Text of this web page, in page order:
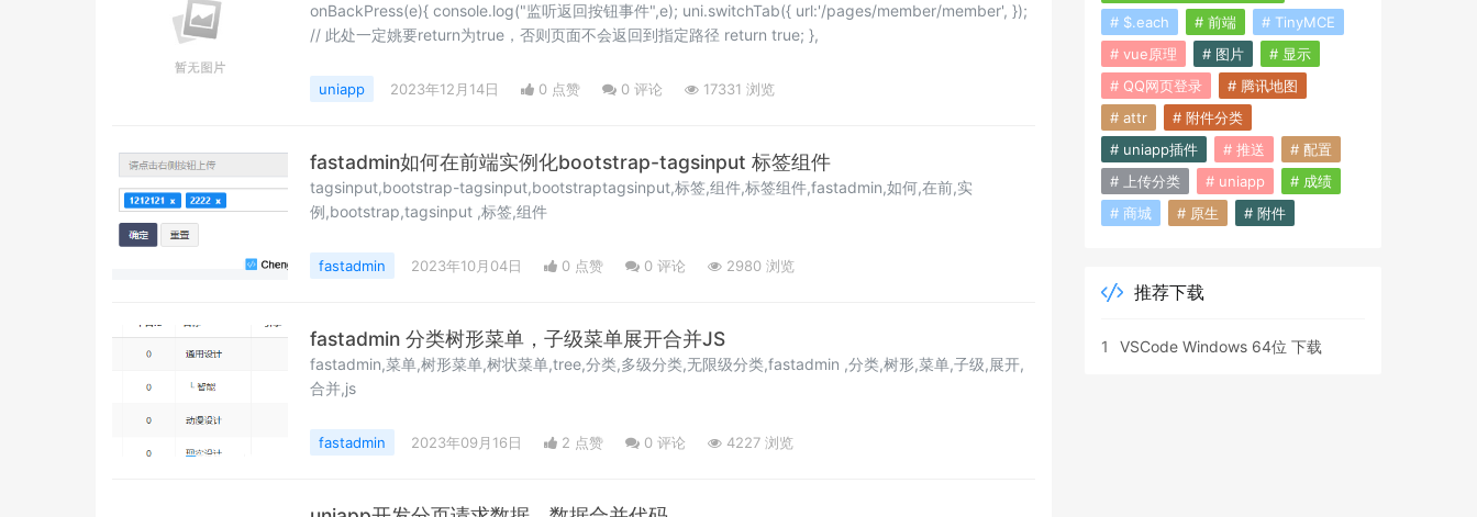
onBackPress(e){ console.log("监听返回按钮事件",e); uni.switchTab({ url:'/pages/member/member', });
// 此处一定姚要return为true，否则页面不会返回到指定路径 return true; },
uniapp 2023年12月14日 0 点赞 0 评论 17331 浏览
fastadmin如何在前端实例化bootstrap-tagsinput 标签组件
tagsinput,bootstrap-tagsinput,bootstraptagsinput,标签,组件,标签组件,fastadmin,如何,在前,实
例,bootstrap,tagsinput ,标签,组件
fastadmin 2023年10月04日 0 点赞 0 评论 2980 浏览
fastadmin 分类树形菜单，子级菜单展开合并JS
fastadmin,菜单,树形菜单,树状菜单,tree,分类,多级分类,无限级分类,fastadmin ,分类,树形,菜单,子级,展开,
合并,js
fastadmin 2023年09月16日 2 点赞 0 评论 4227 浏览
# $.each
# 前端
# TinyMCE
# vue原理
# 图片
# 显示
# QQ网页登录
# 腾讯地图
# attr
# 附件分类
# uniapp插件
# 推送
# 配置
# 上传分类
# uniapp
# 成绩
# 商城
# 原生 # 附件
推荐下载
1 VSCode Windows 64位 下载